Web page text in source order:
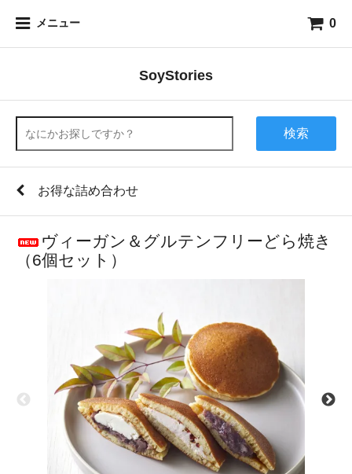
メニュー 0
SoyStories
検索
お得な詰め合わせ
ヴィーガン＆グルテンフリーどら焼き
（6個セット）